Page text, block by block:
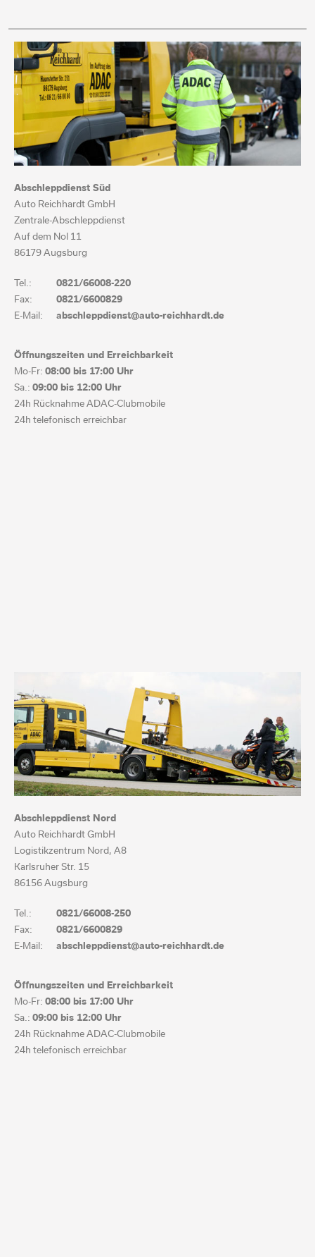
Abschleppdienst Süd
Auto Reichhardt GmbH
Zentrale-Abschleppdienst
Auf dem Nol 11
86179 Augsburg
Tel.:
0821/66008-220
Fax:
0821/6600829
E-Mail:
abschleppdienst@auto-reichhardt.de
Öffnungszeiten und Erreichbarkeit
Mo-Fr:08:00 bis 17:00 Uhr
Sa.:09:00 bis 12:00 Uhr
24h Rücknahme ADAC-Clubmobile
24h telefonisch erreichbar
Abschleppdienst Nord
Auto Reichhardt GmbH
Logistikzentrum Nord, A8
Karlsruher Str. 15
86156 Augsburg
Tel.:
0821/66008-250
Fax:
0821/6600829
E-Mail:
abschleppdienst@auto-reichhardt.de
Öffnungszeiten und Erreichbarkeit
Mo-Fr:08:00 bis 17:00 Uhr
Sa.:09:00 bis 12:00 Uhr
24h Rücknahme ADAC-Clubmobile
24h telefonisch erreichbar